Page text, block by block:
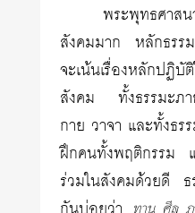
พระพุทธศาสน
สังคมมาก หลักธรร
จะเน้นเรื่องหลักปฏิบั
สังคม ทั้งธรรมะภา
กาย วาจา และทั้งธ
ฝึกคนทั้งพฤติกรรม
ร่วมในสังคมด้วยดี
ทาน ศีล ภ